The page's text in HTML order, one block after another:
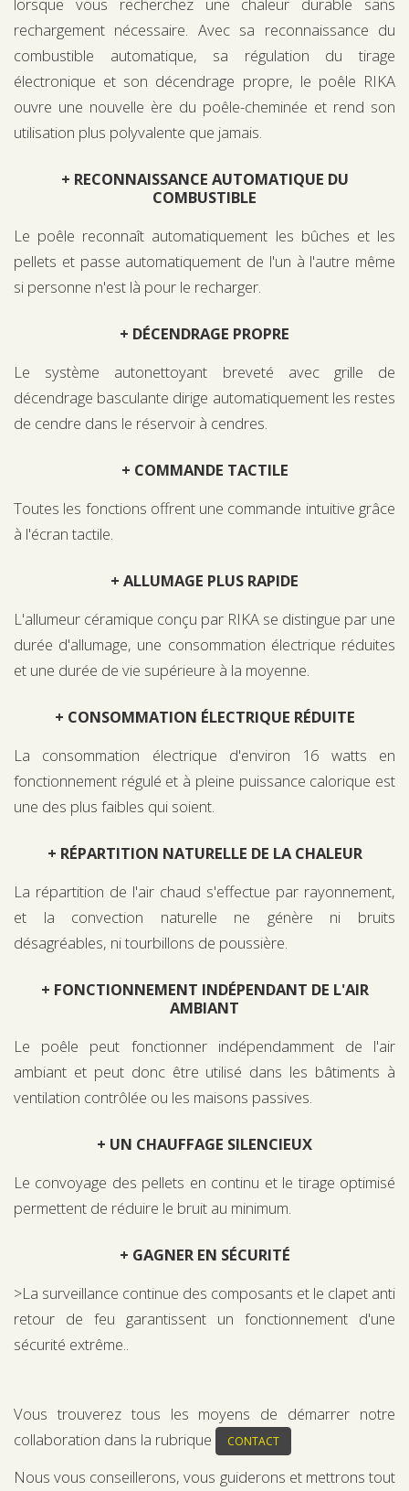
lorsque vous recherchez une chaleur durable sans
rechargement nécessaire. Avec sa reconnaissance du
combustible automatique, sa régulation du tirage
électronique et son décendrage propre, le poêle RIKA
ouvre une nouvelle ère du poêle-cheminée et rend son
utilisation plus polyvalente que jamais.
+ RECONNAISSANCE AUTOMATIQUE DU
COMBUSTIBLE
Le poêle reconnaît automatiquement les bûches et les
pellets et passe automatiquement de l'un à l'autre même
si personne n'est là pour le recharger.
+ DÉCENDRAGE PROPRE
Le système autonettoyant breveté avec grille de
décendrage basculante dirige automatiquement les restes
de cendre dans le réservoir à cendres.
+ COMMANDE TACTILE
Toutes les fonctions offrent une commande intuitive grâce
à l'écran tactile.
+ ALLUMAGE PLUS RAPIDE
L'allumeur céramique conçu par RIKA se distingue par une
durée d'allumage, une consommation électrique réduites
et une durée de vie supérieure à la moyenne.
+ CONSOMMATION ÉLECTRIQUE RÉDUITE
La consommation électrique d'environ 16 watts en
fonctionnement régulé et à pleine puissance calorique est
une des plus faibles qui soient.
+ RÉPARTITION NATURELLE DE LA CHALEUR
La répartition de l'air chaud s'effectue par rayonnement,
et la convection naturelle ne génère ni bruits
désagréables, ni tourbillons de poussière.
+ FONCTIONNEMENT INDÉPENDANT DE L'AIR
AMBIANT
Le poêle peut fonctionner indépendamment de l'air
ambiant et peut donc être utilisé dans les bâtiments à
ventilation contrôlée ou les maisons passives.
+ UN CHAUFFAGE SILENCIEUX
Le convoyage des pellets en continu et le tirage optimisé
permettent de réduire le bruit au minimum.
+ GAGNER EN SÉCURITÉ
>La surveillance continue des composants et le clapet anti
retour de feu garantissent un fonctionnement d'une
sécurité extrême..
Vous trouverez tous les moyens de démarrer notre
collaboration dans la rubrique
CONTACT
Nous vous conseillerons, vous guiderons et mettrons tout